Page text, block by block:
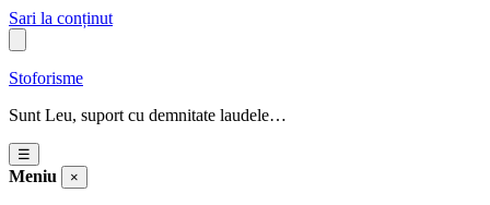
Sari la conținut
Stoforisme
Sunt Leu, suport cu demnitate laudele…
☰
Meniu ×